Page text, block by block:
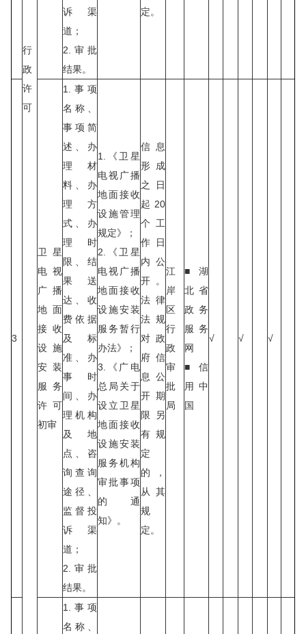
行
政
许
可
诉渠
道；
2.审批
结果。
定。
3
卫星
电视
广播
地面
接收
设施
安装
服务
许可
初审
1.事项
名称、
事项简
述、办
理材
料、办
理方
式、办
理时
限、结
果送
达、收
费依据
及标
准、办
事时
间、办
理机构
及地
点、咨
询查询
途径、
监督投
诉渠
道；
2.审批
结果。
1.《卫星
电视广播
地面接收
设施管理
规定》；
2.《卫星
电视广播
地面接收
设施安装
服务暂行
办法》；
3.《广电
总局关于
设立卫星
地面接收
设施安装
服务机构
审批事项
的通
知》。
信息
形成
之日
起20
个工
作日
内公
开。
法律
法规
对政
府信
息公
开期
限另
有规
定
的，
从其
规
定。
江
岸
区
行
政
审
批
局
■湖
北省
政务
服务
网
■信
用中
国
√ √ √
1.事项
名称、